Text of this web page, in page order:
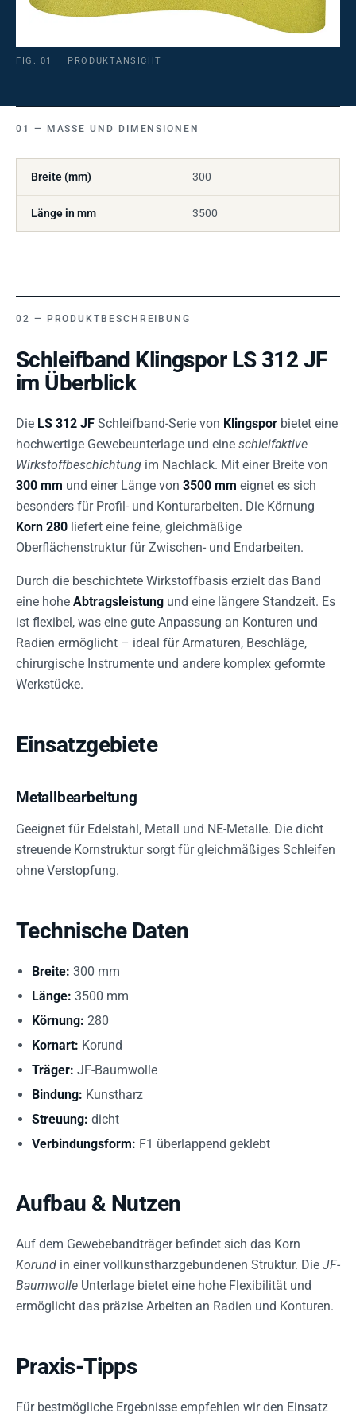
FIG. 01 — PRODUKTANSICHT
MASSE UND DIMENSIONEN
Breite (mm) 300
Länge in mm 3500
PRODUKTBESCHREIBUNG
Schleifband Klingspor LS 312 JF
im Überblick
Die LS 312 JF Schleifband-Serie von Klingspor bietet eine
hochwertige Gewebeunterlage und eine schleifaktive
Wirkstoffbeschichtung im Nachlack. Mit einer Breite von
300 mm und einer Länge von 3500 mm eignet es sich
besonders für Profil- und Konturarbeiten. Die Körnung
Korn 280 liefert eine feine, gleichmäßige
Oberflächenstruktur für Zwischen- und Endarbeiten.
Durch die beschichtete Wirkstoffbasis erzielt das Band
eine hohe Abtragsleistung und eine längere Standzeit. Es
ist flexibel, was eine gute Anpassung an Konturen und
Radien ermöglicht – ideal für Armaturen, Beschläge,
chirurgische Instrumente und andere komplex geformte
Werkstücke.
Einsatzgebiete
Metallbearbeitung
Geeignet für Edelstahl, Metall und NE-Metalle. Die dicht
streuende Kornstruktur sorgt für gleichmäßiges Schleifen
ohne Verstopfung.
Technische Daten
Breite: 300 mm
Länge: 3500 mm
Körnung: 280
Kornart: Korund
Träger: JF-Baumwolle
Bindung: Kunstharz
Streuung: dicht
Verbindungsform: F1 überlappend geklebt
Aufbau & Nutzen
Auf dem Gewebebandträger befindet sich das Korn
Korund in einer vollkunstharzgebundenen Struktur. Die JF-
Baumwolle Unterlage bietet eine hohe Flexibilität und
ermöglicht das präzise Arbeiten an Radien und Konturen.
Praxis-Tipps
Für bestmögliche Ergebnisse empfehlen wir den Einsatz